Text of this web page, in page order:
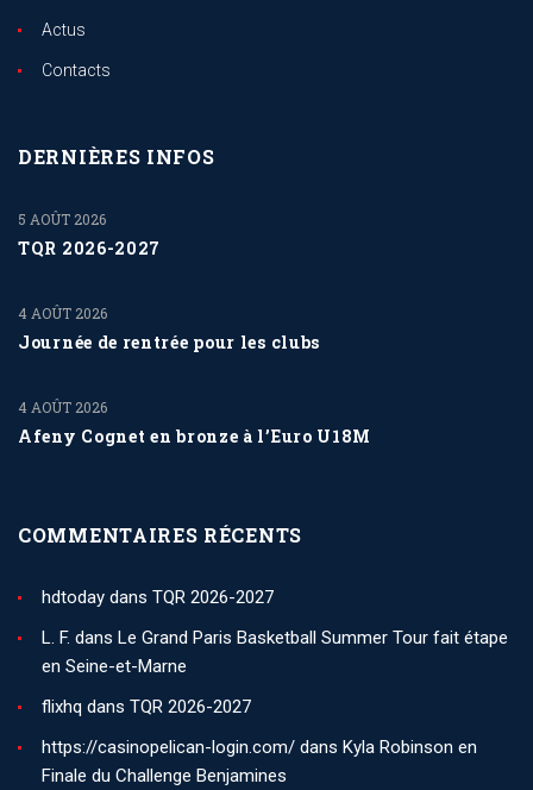
Actus
Contacts
DERNIÈRES INFOS
TQR 2026-2027
5 AOÛT 2026
Journée de rentrée pour les clubs
4 AOÛT 2026
Afeny Cognet en bronze à l’Euro U18M
4 AOÛT 2026
COMMENTAIRES RÉCENTS
hdtoday dans TQR 2026-2027
L. F. dans Le Grand Paris Basketball Summer Tour fait étape
en Seine-et-Marne
flixhq dans TQR 2026-2027
https://casinopelican-login.com/ dans Kyla Robinson en
Finale du Challenge Benjamines